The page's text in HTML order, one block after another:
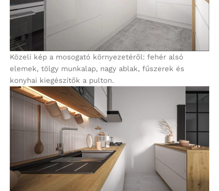
Közeli kép a mosogató környezetéről: fehér alsó
elemek, tölgy munkalap, nagy ablak, fűszerek és
konyhai kiegészítők a pulton.